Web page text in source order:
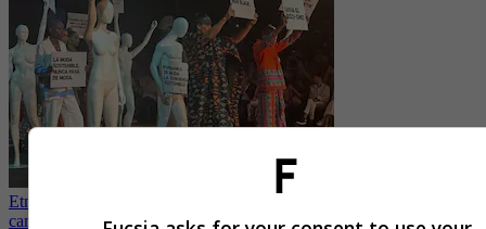
Etnia, inclusividad y sostenibilidad: así fue la pasarela de ‘Mujeres
cambiando la moda’